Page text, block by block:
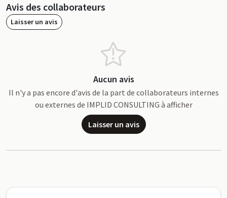
Avis des collaborateurs
Laisser un avis
Aucun avis
Il n'y a pas encore d'avis de la part de collaborateurs internes
ou externes de IMPLID CONSULTING à afficher
Laisser un avis